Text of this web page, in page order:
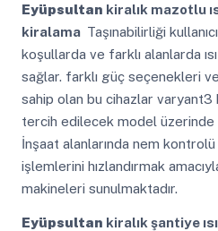
Eyüpsultan kiralık mazotlu
kiralama Taşınabilirliği
koşullarda ve farklı alanlarda
sağlar. farklı güç seçenekleri
sahip olan bu cihazlar varyant3
tercih edilecek model üzerinde
İnşaat alanlarında nem
işlemlerini hızlandırmak
makineleri sunulmaktadır.
Eyüpsultan kiralık şantiye